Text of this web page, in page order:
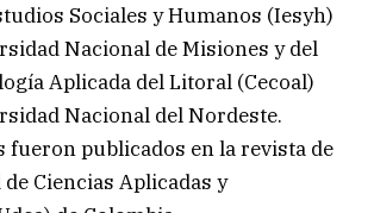
Sociales y Humanos (Iesyh)
Nacional de Misiones y del
Aplicada del Litoral (Cecoal)
Nacional del Nordeste.
fueron publicados en la revista de
Ciencias Aplicadas y